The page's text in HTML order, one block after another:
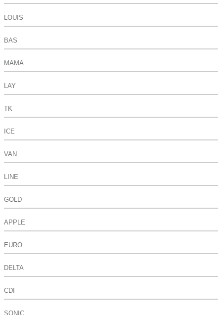
LOUIS
BAS
MAMA
LAY
TK
ICE
VAN
LINE
GOLD
APPLE
EURO
DELTA
CDI
SONIC